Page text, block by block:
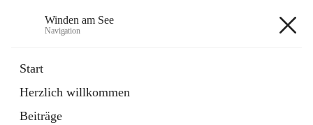
Winden am See
Navigation
Start
Herzlich willkommen
Beiträge
Externe Webseite
in